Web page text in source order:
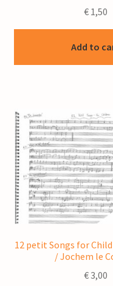
€1,50
Add to
12 petit Songs for
/ Jochem le
€3,00